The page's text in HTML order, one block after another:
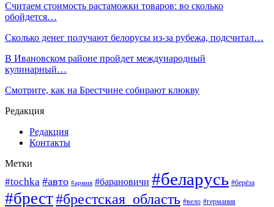
Cчитаем стоимость растаможки товаров: во сколько
обойдется…
Сколько денег получают белорусы из-за рубежа, подсчитал…
В Ивановском районе пройдет международный
кулинарный…
Смотрите, как на Брестчине собирают клюкву
Редакция
Редакция
Контакты
Метки
#tochka #авто #армия #барановичи #беларусь #берёза
#брест#брестская_область #вело #германия